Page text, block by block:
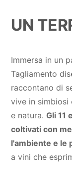
UN
Immersa in un
Tagliamento
raccontano di
vive in
e natura. Gli 11
coltivati con
l'ambiente e le
a vini che